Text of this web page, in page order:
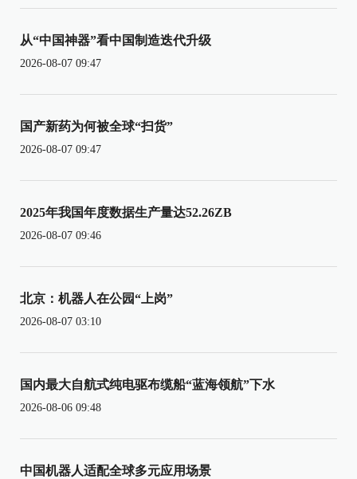
从“中国神器”看中国制造迭代升级
2026-08-07 09:47
国产新药为何被全球“扫货”
2026-08-07 09:47
2025年我国年度数据生产量达52.26ZB
2026-08-07 09:46
北京：机器人在公园“上岗”
2026-08-07 03:10
国内最大自航式纯电驱布缆船“蓝海领航”下水
2026-08-06 09:48
中国机器人适配全球多元应用场景